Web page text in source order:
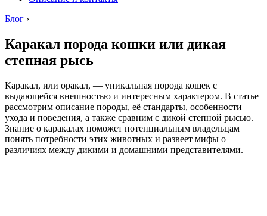
Блог ›
Каракал порода кошки или дикая
степная рысь
Каракал, или оракал, — уникальная порода кошек с
выдающейся внешностью и интересным характером. В статье
рассмотрим описание породы, её стандарты, особенности
ухода и поведения, а также сравним с дикой степной рысью.
Знание о каракалах поможет потенциальным владельцам
понять потребности этих животных и развеет мифы о
различиях между дикими и домашними представителями.